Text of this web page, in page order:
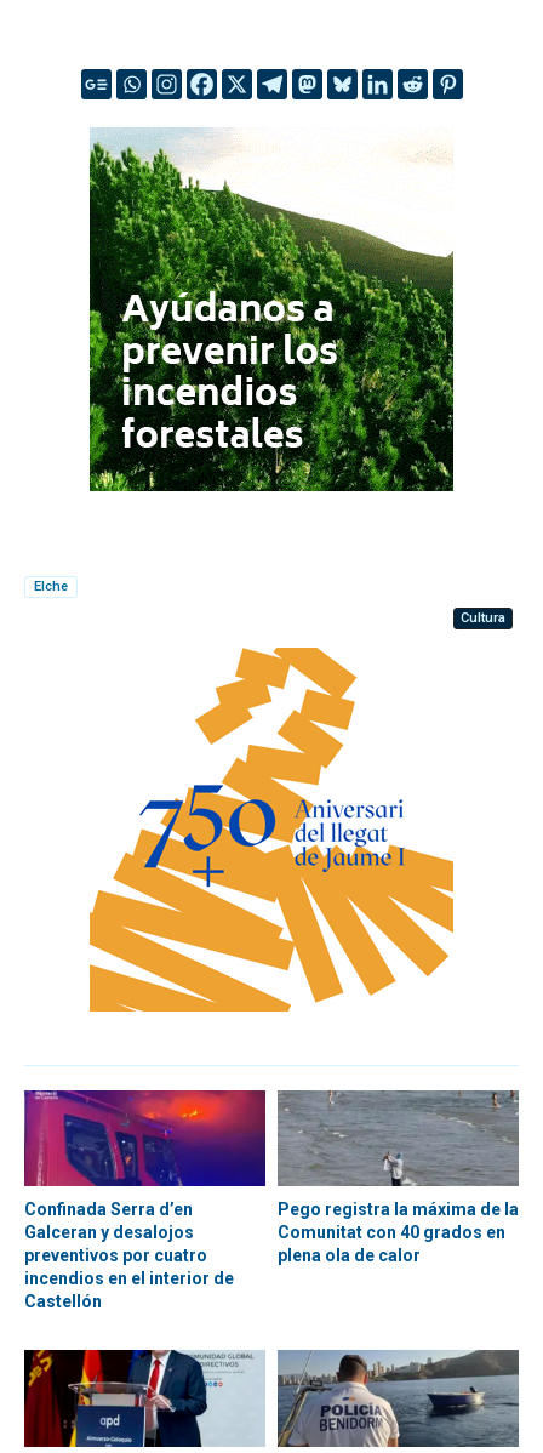
Elche
Cultura
Confinada Serra d’en
Galceran y desalojos
preventivos por cuatro
incendios en el interior de
Castellón
Pego registra la máxima de la
Comunitat con 40 grados en
plena ola de calor